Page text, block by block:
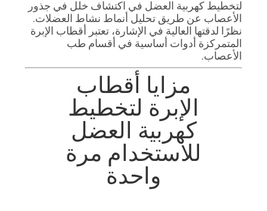
لتخطيط كهربية العضل في اكتشاف خلل في جذور
الأعصاب عن طريق تحليل أنماط نشاط العضلات.
نظرًا لدقتها العالية في الإشارة، تعتبر أقطاب الإبرة
المتمركزة أدوات أساسية في أقسام طب
الأعصاب.
مزايا أقطاب
الإبرة لتخطيط
كهربية العضل
للاستخدام مرة
واحدة